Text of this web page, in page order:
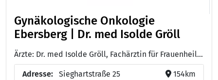
Gynäkologische Onkologie
Ebersberg | Dr. med Isolde Gröll
Ärzte: Dr. med Isolde Gröll, Fachärztin für Frauenheilkunde und Geburtshilfe mit Schwerpunkt-Weiterbildung Gynäkologische Onkologie
Adresse:
Sieghartstraße 25
154km